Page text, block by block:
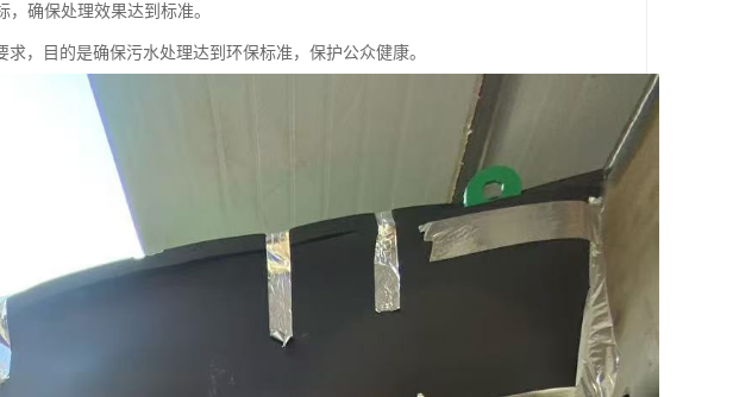
确保处理效果达到标准。
，目的是确保污水处理达到环保标准，保护公众健康。